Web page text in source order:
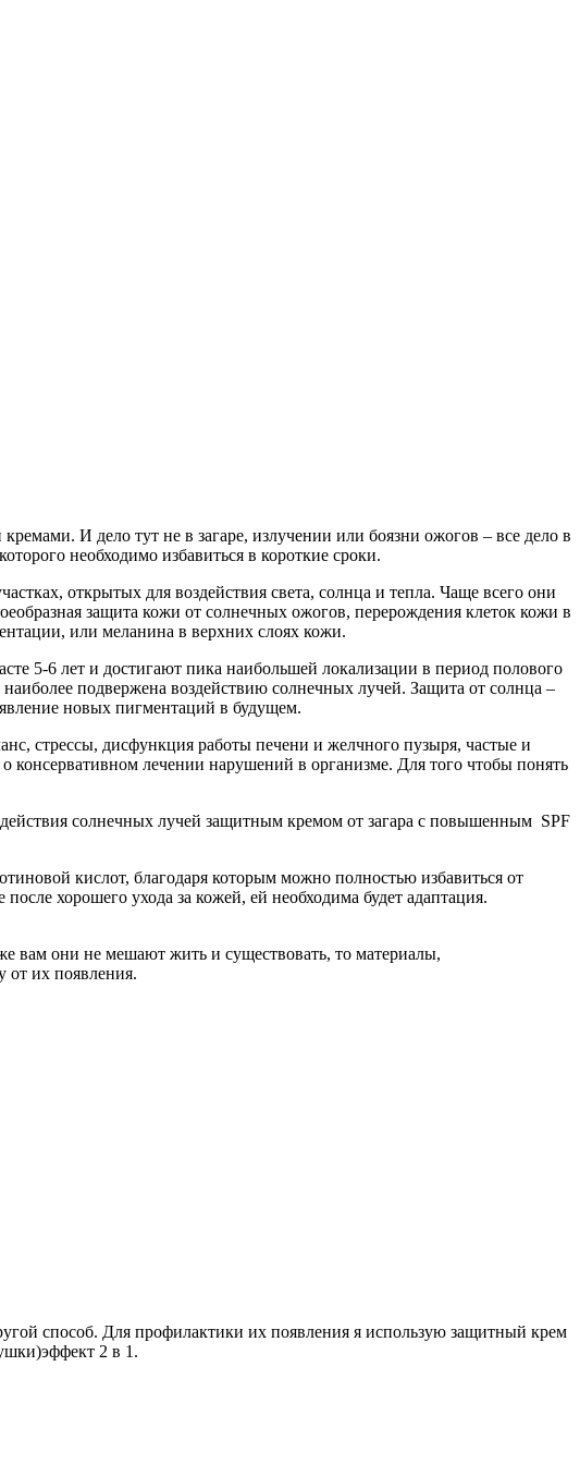
И дело тут не в загаре, излучении или боязни ожогов – все дело в
необходимо избавиться в короткие сроки.
открытых для воздействия света, солнца и тепла. Чаще всего они
защита кожи от солнечных ожогов, перерождения клеток кожи в
или меланина в верхних слоях кожи.
5-6 лет и достигают пика наибольшей локализации в период полового
подвержена воздействию солнечных лучей. Защита от солнца –
новых пигментаций в будущем.
стрессы, дисфункция работы печени и желчного пузыря, частые и
о консервативном лечении нарушений в организме. Для того чтобы понять
солнечных лучей защитным кремом от загара с повышенным SPF
кислот, благодаря которым можно полностью избавиться от
хорошего ухода за кожей, ей необходима будет адаптация.
вам они не мешают жить и существовать, то материалы,
от их появления.
способ. Для профилактики их появления я использую защитный крем
2 в 1.